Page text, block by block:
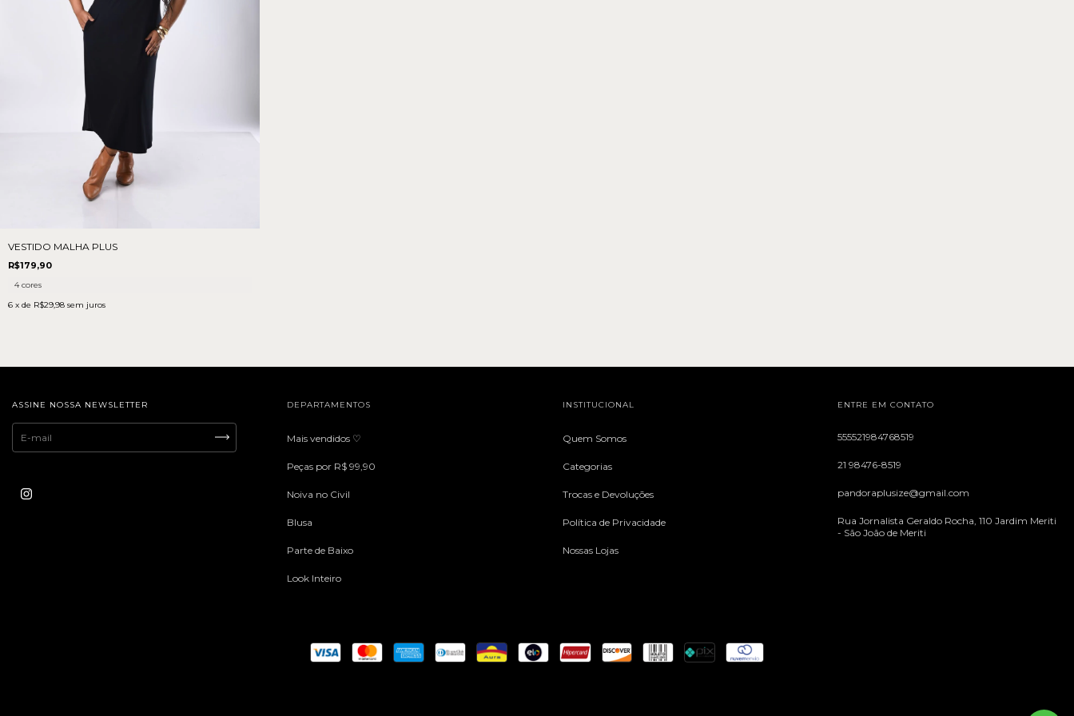
VESTIDO MALHA PLUS
R$179,90
4 cores
6 x de R$29,98 sem juros
ASSINE NOSSA NEWSLETTER DEPARTAMENTOS
Mais vendidos ♡
Peças por R$ 99,90
Noiva no Civil
Blusa
Parte de Baixo
Look Inteiro
INSTITUCIONAL
Quem Somos
Categorias
Trocas e Devoluções
Política de Privacidade
Nossas Lojas
ENTRE EM CONTATO
555521984768519
21 98476-8519
pandoraplusize@gmail.com
Rua Jornalista Geraldo Rocha, 110 Jardim Meriti
- São João de Meriti